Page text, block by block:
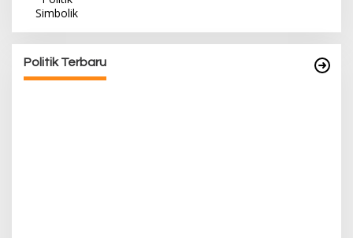
Politik Terbaru
Terima Bantuan Sembako dari Yayasan YNS
Di Berita, Berita Daerah, Ekonomi, Lainnya, Politik